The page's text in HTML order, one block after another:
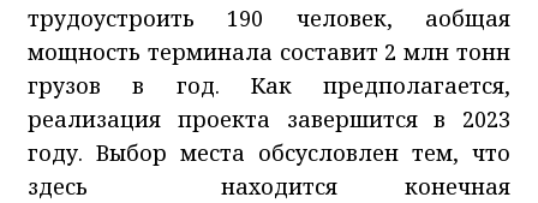
трудоустроить 190 человек, аобщая
мощность терминала составит 2 млн тонн
грузов в год. Как предполагается,
реализация проекта завершится в 2023
году. Выбор места обсусловлен тем, что
здесь находится конечная